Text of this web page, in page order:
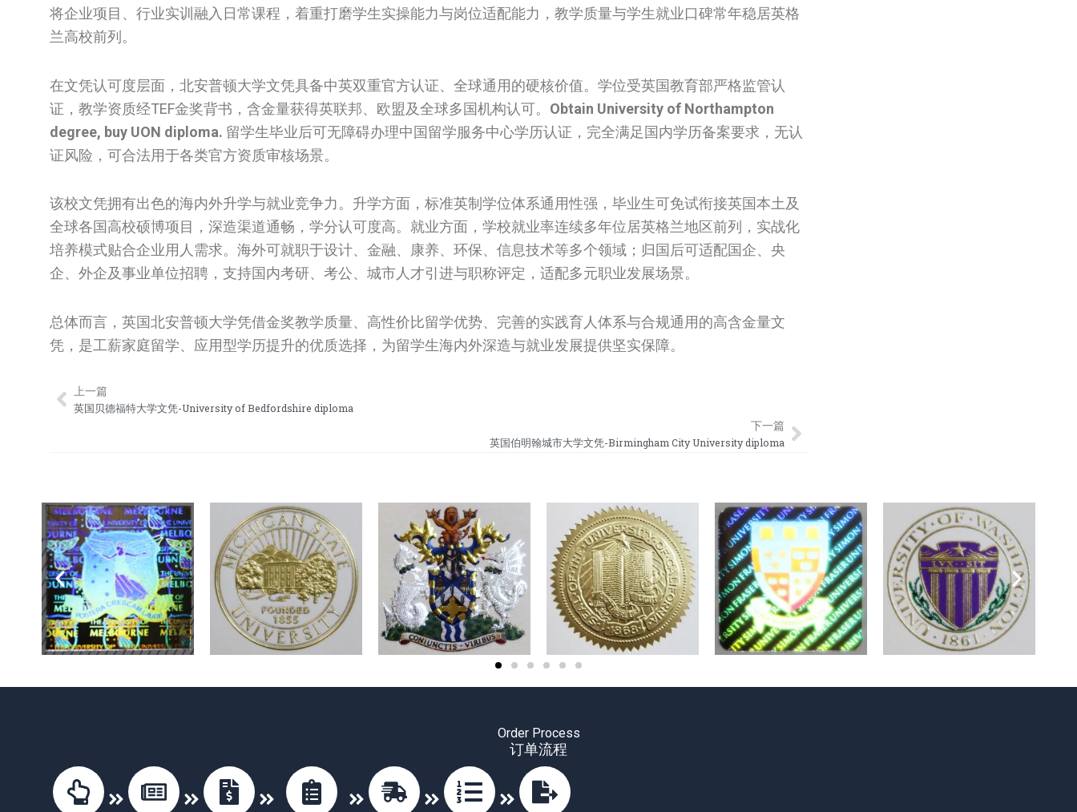
将企业项目、行业实训融入日常课程，着重打磨学生实操能力与岗位适配能力，教学质量与学生就业口碑常年稳居英格
兰高校前列。
在文凭认可度层面，北安普顿大学文凭具备中英双重官方认证、全球通用的硬核价值。学位受英国教育部严格监管认
证，教学资质经TEF金奖背书，含金量获得英联邦、欧盟及全球多国机构认可。 Obtain University of Northampton
degree, buy UON diploma. 留学生毕业后可无障碍办理中国留学服务中心学历认证，完全满足国内学历备案要求，无认
证风险，可合法用于各类官方资质审核场景。
该校文凭拥有出色的海内外升学与就业竞争力。升学方面，标准英制学位体系通用性强，毕业生可免试衔接英国本土及
全球各国高校硕博项目，深造渠道通畅，学分认可度高。就业方面，学校就业率连续多年位居英格兰地区前列，实战化
培养模式贴合企业用人需求。海外可就职于设计、金融、康养、环保、信息技术等多个领域；归国后可适配国企、央
企、外企及事业单位招聘，支持国内考研、考公、城市人才引进与职称评定，适配多元职业发展场景。
总体而言，英国北安普顿大学凭借金奖教学质量、高性价比留学优势、完善的实践育人体系与合规通用的高含金量文
凭，是工薪家庭留学、应用型学历提升的优质选择，为留学生海内外深造与就业发展提供坚实保障。
Prev
上一篇
英国贝德福特大学文凭-University of Bedfordshire diploma
下一篇
英国伯明翰城市大学文凭-Birmingham City University diploma
Order Process
订单流程